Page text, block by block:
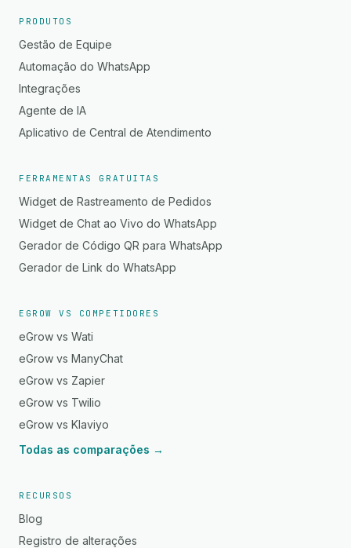
PRODUTOS
Gestão de Equipe
Automação do WhatsApp
Integrações
Agente de IA
Aplicativo de Central de Atendimento
FERRAMENTAS GRATUITAS
Widget de Rastreamento de Pedidos
Widget de Chat ao Vivo do WhatsApp
Gerador de Código QR para WhatsApp
Gerador de Link do WhatsApp
EGROW VS COMPETIDORES
eGrow vs Wati
eGrow vs ManyChat
eGrow vs Zapier
eGrow vs Twilio
eGrow vs Klaviyo
Todas as comparações →
RECURSOS
Blog
Registro de alterações